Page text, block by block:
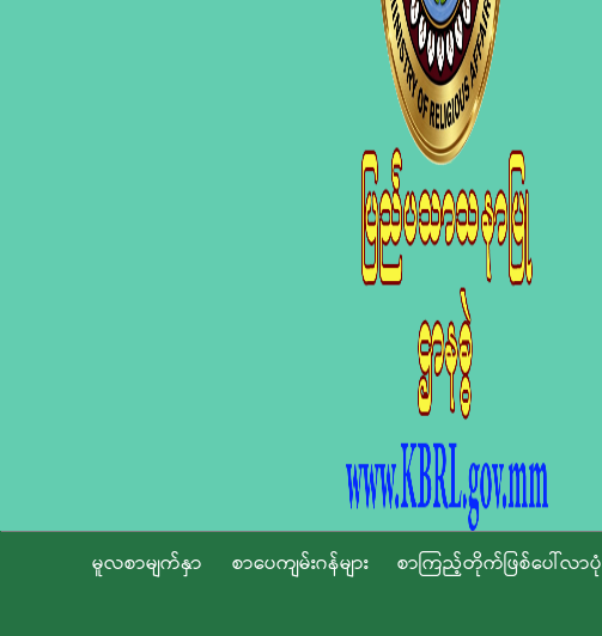
မူလစာမျက်နှာ စာပေကျမ်းဂန်များ စာကြည့်တိုက်ဖြစ်ပေါ်လာပုံ